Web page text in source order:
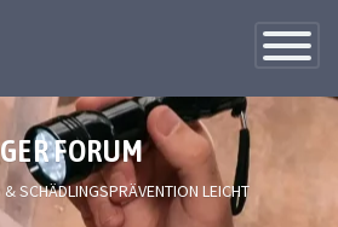
Toggle
FORUM
SCHÄDLINGSPRÄVENTION LEICHT